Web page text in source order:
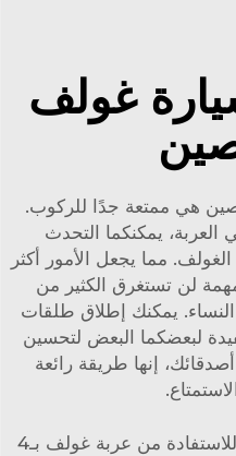
غولف
هي ممتعة جدًا للركوب.
يمكنكما التحدث
مما يجعل الأمور أكثر
لن تستغرق الكثير من
النساء. يمكنك إطلاق طلقات
لبعضكما البعض لتحسين
إنها طريقة رائعة
من
عربة غولف بـ4